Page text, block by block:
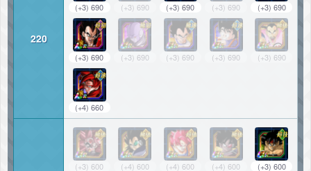
220
(+3) 690 (+3) 690 (+3) 690 (+3) 690 (+3) 690
(+3) 690 (+3) 690 (+3) 690 (+3) 690 (+3) 690
(+4) 660
(+3) 600 (+4) 600 (+4) 600 (+4) 600 (+3) 600